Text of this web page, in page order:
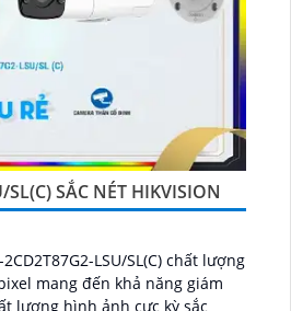
SẮC NÉT HIKVISION
LSU/SL(C) chất lượng
mang đến khả năng giám
lượng hình ảnh cực kỳ sắc